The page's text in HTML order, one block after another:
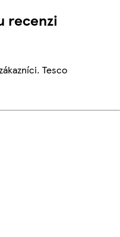
recenzi
Tesco